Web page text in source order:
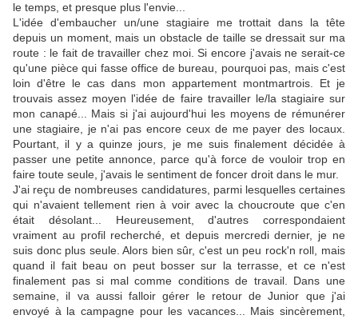
le temps, et presque plus l'envie...
L'idée d'embaucher un/une stagiaire me trottait dans la tête
depuis un moment, mais un obstacle de taille se dressait sur ma
route : le fait de travailler chez moi. Si encore j'avais ne serait-ce
qu'une pièce qui fasse office de bureau, pourquoi pas, mais c'est
loin d'être le cas dans mon appartement montmartrois. Et je
trouvais assez moyen l'idée de faire travailler le/la stagiaire sur
mon canapé... Mais si j'ai aujourd'hui les moyens de rémunérer
une stagiaire, je n'ai pas encore ceux de me payer des locaux.
Pourtant, il y a quinze jours, je me suis finalement décidée à
passer une petite annonce, parce qu'à force de vouloir trop en
faire toute seule, j'avais le sentiment de foncer droit dans le mur.
J'ai reçu de nombreuses candidatures, parmi lesquelles certaines
qui n'avaient tellement rien à voir avec la choucroute que c'en
était désolant... Heureusement, d'autres correspondaient
vraiment au profil recherché, et depuis mercredi dernier, je ne
suis donc plus seule. Alors bien sûr, c'est un peu rock'n roll, mais
quand il fait beau on peut bosser sur la terrasse, et ce n'est
finalement pas si mal comme conditions de travail. Dans une
semaine, il va aussi falloir gérer le retour de Junior que j'ai
envoyé à la campagne pour les vacances... Mais sincèrement,